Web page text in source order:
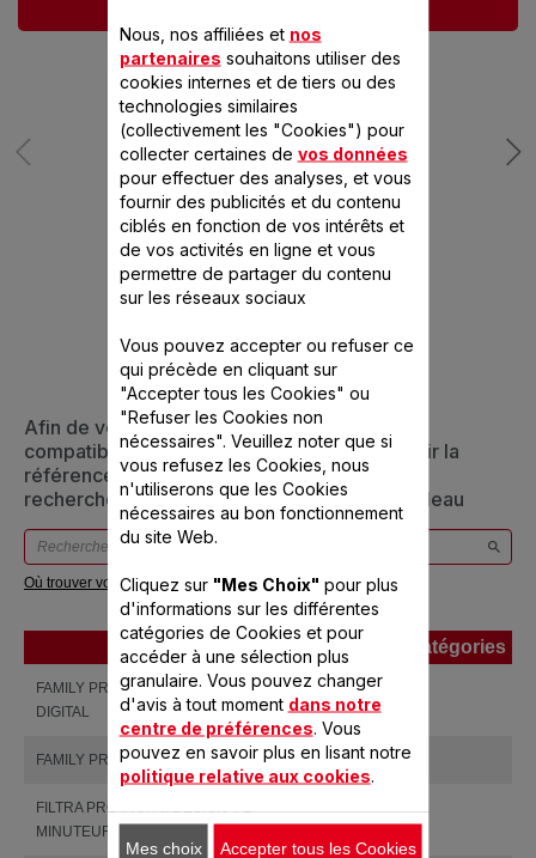
CONÇU POUR 7
PRODUIT(S)
Afin de vous assurer que cet article est bien
compatible avec votre appareil, veuillez saisir la
référence de votre produit dans la barre de
recherche ci-dessous ou vous référer au tableau
Où trouver votre référence ?
Produits Références
Catégories
Produits
Références
FAMILY PRO 4L MINUTEUR
DIGITAL
FR506D00
FAMILY PRO 4L FR506000
FILTRA PRO INOX & DESIGN 4 L
MINUTEUR DIGITAL
FR518100
Nous, nos affiliées et nos
partenaires souhaitons utiliser des
cookies internes et de tiers ou des
technologies similaires
(collectivement les "Cookies") pour
collecter certaines de vos données
pour effectuer des analyses, et vous
fournir des publicités et du contenu
ciblés en fonction de vos intérêts et
de vos activités en ligne et vous
permettre de partager du contenu
sur les réseaux sociaux
Vous pouvez accepter ou refuser ce
qui précède en cliquant sur
"Accepter tous les Cookies" ou
"Refuser les Cookies non
nécessaires". Veuillez noter que si
vous refusez les Cookies, nous
n'utiliserons que les Cookies
nécessaires au bon fonctionnement
du site Web.
Cliquez sur "Mes Choix" pour plus
d'informations sur les différentes
catégories de Cookies et pour
accéder à une sélection plus
granulaire. Vous pouvez changer
d'avis à tout moment dans notre
centre de préférences . Vous
pouvez en savoir plus en lisant notre
politique relative aux cookies
Mes choix Accepter tous les Cookies